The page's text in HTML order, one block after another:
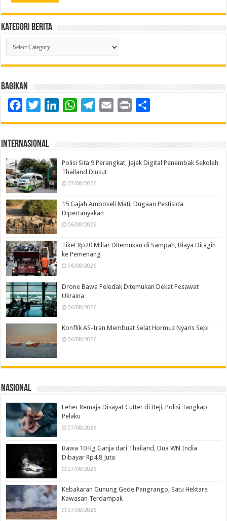
Kategori Berita
Kategori
Berita
Bagikan
FacebookTwitterLinkedInWhatsAppTelegram
Email Print
Internasional
Polisi Sita 9 Perangkat, Jejak Digital Penembak Sekolah
Thailand Diusut
07/08/2026
15 Gajah Amboseli Mati, Dugaan Pestisida
Dipertanyakan
06/08/2026
Tiket Rp20 Miliar Ditemukan di Sampah, Biaya Ditagih
ke Pemenang
06/08/2026
Drone Bawa Peledak Ditemukan Dekat Pesawat
Ukraina
06/08/2026
Konflik AS-Iran Membuat Selat Hormuz Nyaris Sepi
06/08/2026
Nasional
Leher Remaja Disayat Cutter di Beji, Polisi Tangkap
Pelaku
07/08/2026
Bawa 10 Kg Ganja dari Thailand, Dua WN India
Dibayar Rp4,8 Juta
07/08/2026
Kebakaran Gunung Gede Pangrango, Satu Hektare
Kawasan Terdampak
07/08/2026